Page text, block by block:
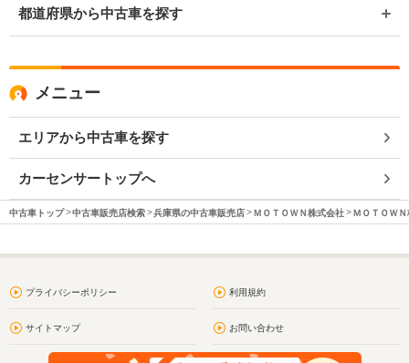
都道府県から中古車を探す
メニュー
エリアから中古車を探す
カーセンサートップへ
中古車トップ 中古車販売店検索 兵庫県の中古車販売店 ＭＯＴＯＷＮ株式会社 ＭＯＴＯＷ
プライバシーポリシー 利用規約
サイトマップ お問い合わせ